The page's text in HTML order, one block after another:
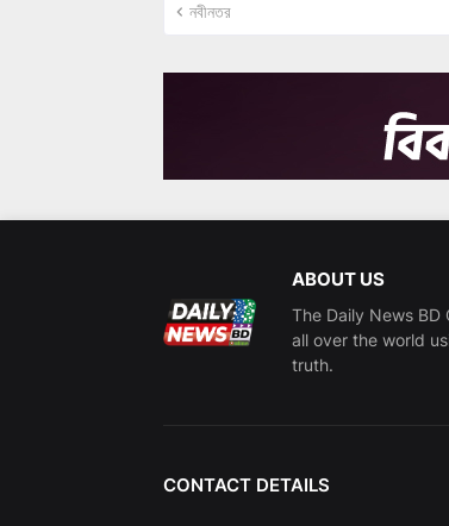
নবীনতর
ABOUT US
The Daily News BD
all over the world
truth.
CONTACT DETAILS